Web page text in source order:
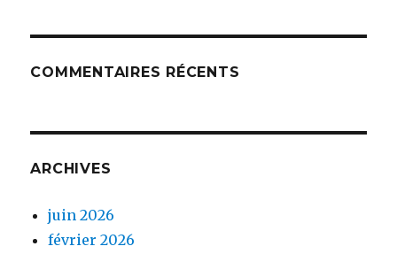
COMMENTAIRES RÉCENTS
ARCHIVES
juin 2026
février 2026